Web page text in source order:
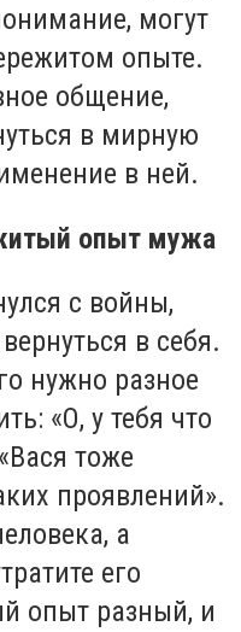
могут
опыте.
общение,
в мирную
в ней.
опыт мужа
с войны,
в себя.
нужно разное
«О, у тебя что
тоже
проявлений».
а
его
опыт разный, и